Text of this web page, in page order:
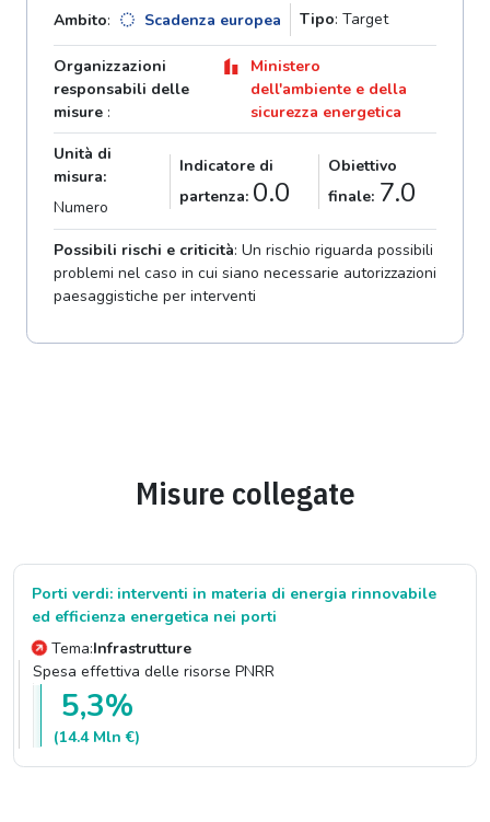
Ambito: Scadenza europea Tipo: Target
Organizzazioni
responsabili delle
misure :
Ministero
dell'ambiente e della
sicurezza energetica
Unità di
misura:
Numero
Indicatore di
partenza: 0.0
Obiettivo
finale: 7.0
Possibili rischi e criticità: Un rischio riguarda possibili
problemi nel caso in cui siano necessarie autorizzazioni
paesaggistiche per interventi
Misure collegate
Porti verdi: interventi in materia di energia rinnovabile
ed efficienza energetica nei porti
Tema:Infrastrutture
Spesa effettiva delle risorse PNRR
5,3%
(14.4 Mln €)